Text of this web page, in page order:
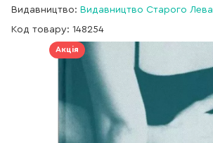
Видавництво: Видавництво Старого Лева
Код товару: 148254
Акція